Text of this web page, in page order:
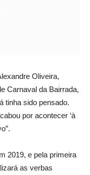
Oliveira,
Carnaval da Bairrada,
tinha sido pensado.
por acontecer ‘à
2019, e pela primeira
as verbas